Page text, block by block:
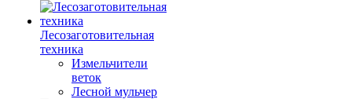
Лесозаготовительная
техника
Измельчители
веток
Лесной мульчер